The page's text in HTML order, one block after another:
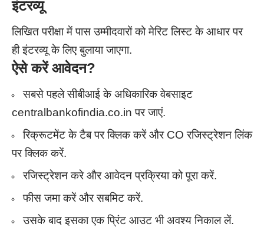
इंटरव्यू
लिखित परीक्षा में पास उम्मीदवारों को मेरिट लिस्ट के आधार पर
ही इंटरव्यू के लिए बुलाया जाएगा.
ऐसे करें आवेदन?
सबसे पहले सीबीआई के अधिकारिक वेबसाइट
centralbankofindia.co.in पर जाएं.
रिक्रूटमेंट के टैब पर क्लिक करें और CO रजिस्ट्रेशन लिंक
पर क्लिक करें.
रजिस्ट्रेशन करे और आवेदन प्रक्रिया को पूरा करें.
फीस जमा करें और सबमिट करें.
उसके बाद इसका एक प्रिंट आउट भी अवश्य निकाल लें.